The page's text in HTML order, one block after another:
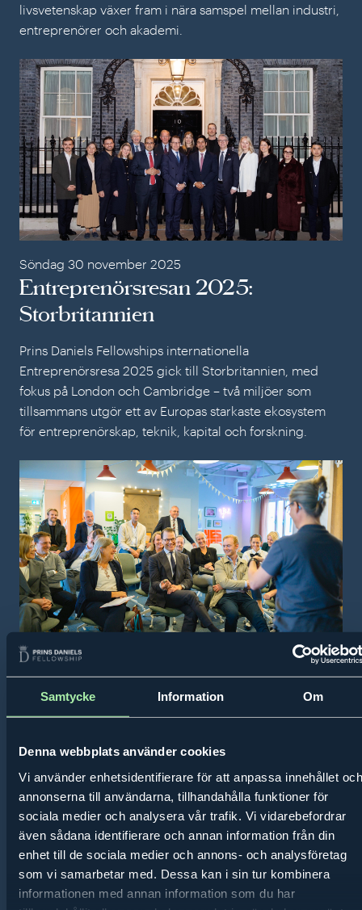
Samtycke Information Om
Denna webbplats använder cookies
Vi använder enhetsidentifierare för att anpassa innehållet och
annonserna till användarna, tillhandahålla funktioner för
sociala medier och analysera vår trafik. Vi vidarebefordrar
även sådana identifierare och annan information från din
enhet till de sociala medier och annons- och analysföretag
som vi samarbetar med. Dessa kan i sin tur kombinera
informationen med annan information som du har
livsvetenskap växer fram i nära samspel mellan industri,
entreprenörer och akademi.
Söndag 30 november 2025
Entreprenörsresan 2025:
Storbritannien
Prins Daniels Fellowships internationella
Entreprenörsresa 2025 gick till Storbritannien, med
fokus på London och Cambridge – två miljöer som
tillsammans utgör ett av Europas starkaste ekosystem
för entreprenörskap, teknik, kapital och forskning.
Tisdag 30 september 2025
Innovationsresa till Östergötland
mentorsprogram med på innovationsresor i Sverige
intensiva dagar i september 2025 besöktes
Östergötland - en region där teknisk spets,
långsiktighet och samarbete driver förnyelse.